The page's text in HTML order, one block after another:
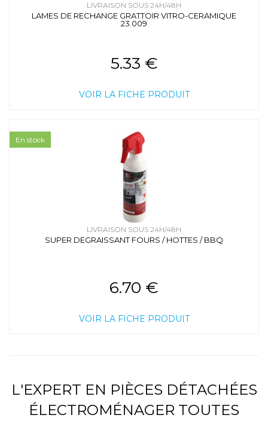
LIVRAISON SOUS 24H/48H
LAMES DE RECHANGE GRATTOIR VITRO-CERAMIQUE
23.009
5.33 €
VOIR LA FICHE PRODUIT
LIVRAISON SOUS 24H/48H
SUPER DEGRAISSANT FOURS / HOTTES / BBQ
6.70 €
VOIR LA FICHE PRODUIT
En stock
L'EXPERT EN PIÈCES DÉTACHÉES
ÉLECTROMÉNAGER TOUTES